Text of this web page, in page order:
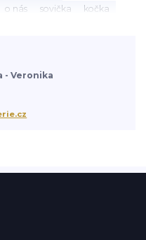
o nás sovička
kočka
- Veronika